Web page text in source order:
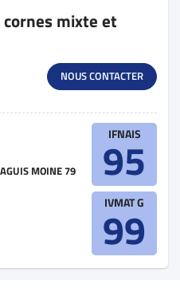
mixte et
NOUS CONTACTER
MOINE 79
IFNAIS
95
IVMAT G
99